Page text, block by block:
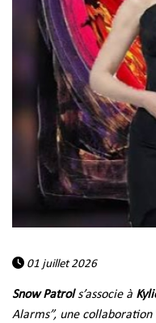
01 juillet 2026
Snow Patrol s’associe à
Alarms”, une